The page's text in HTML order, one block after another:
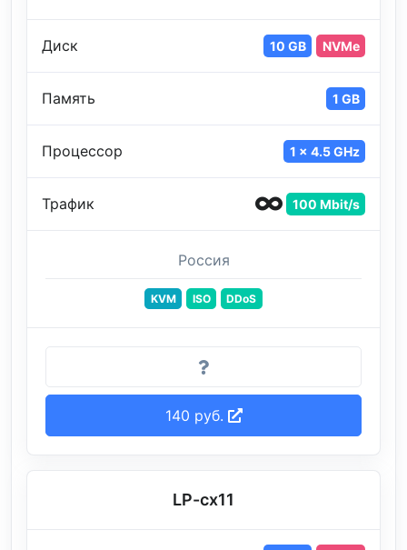
Диск 10 GB NVMe
Память 1 GB
Процессор 1 x 4.5 GHz
Трафик 100 Mbit/s
Россия
KVM ISO DDoS
140 руб.
LP-cx11